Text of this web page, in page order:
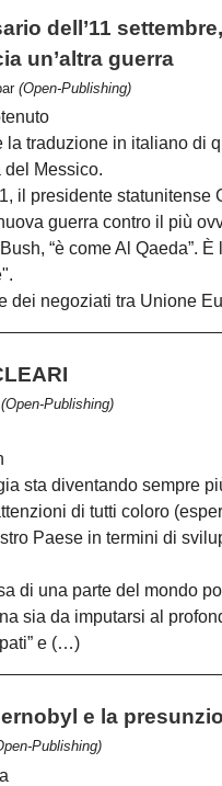
dell’11
un’altra guerra
(Open-Publishing)
la traduzione in italiano di
Messico.
il presidente
guerra contro il più
“è come Al Qaeda”.
dei negoziati tra Unione
(Open-Publishing)
sta diventando sempre
di tutti coloro
Paese in termini di
di una parte del mondo
sia da imputarsi al
e (…)
e la
Publishing)